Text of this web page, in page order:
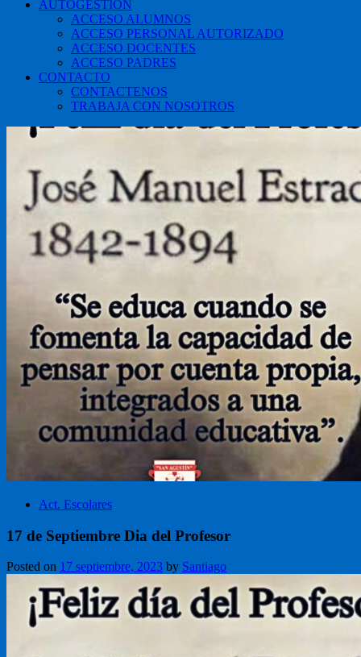
AUTOGESTIÓN
ACCESO ALUMNOS
ACCESO PERSONAL AUTORIZADO
ACCESO DOCENTES
ACCESO PADRES
CONTACTO
CONTACTENOS
TRABAJA CON NOSOTROS
Act. Escolares
17 de Septiembre Dia del Profesor
Posted on 17 septiembre, 2023 by Santiago